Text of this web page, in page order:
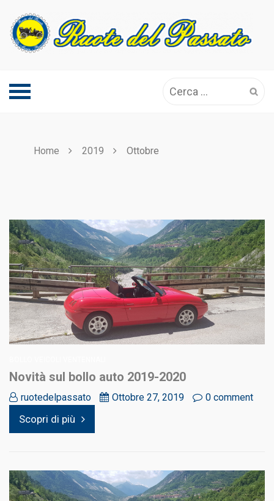
content
per:
Home 2019 Ottobre
Novità sul bollo auto 2019-2020
ruotedelpassato Ottobre 27, 2019 0 comment
Scopri di più